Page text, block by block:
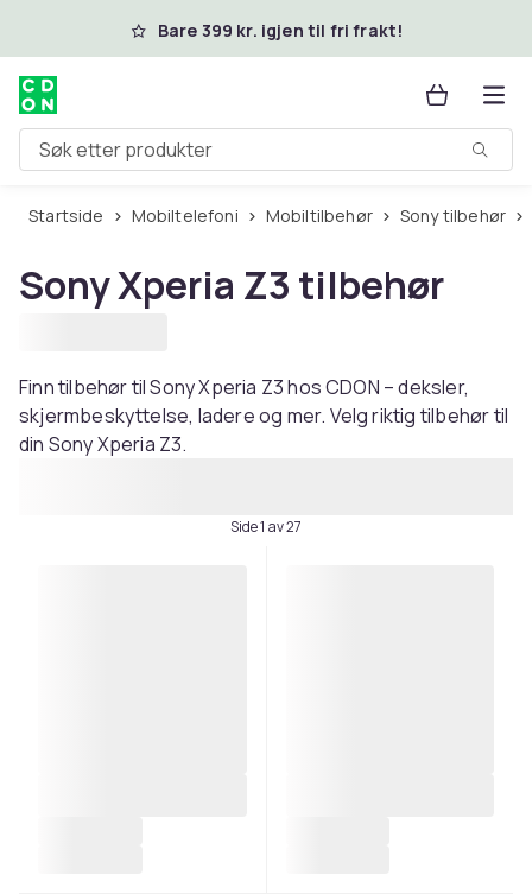
Hopp til hovedinnholdBare 399 kr. igjen til fri frakt!
Søk etter produkter
Startside Mobiltelefoni Mobiltilbehør Sony tilbehør
Sony Xperia Z3 tilbehør
Finn tilbehør til Sony Xperia Z3 hos CDON – deksler,
skjermbeskyttelse, ladere og mer. Velg riktig tilbehør til
din Sony Xperia Z3.
Side 1 av 27